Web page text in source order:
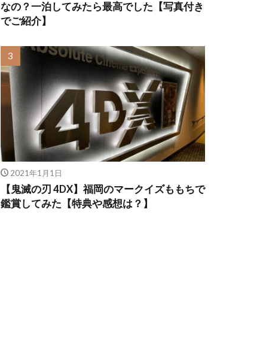
なの？一泊してみたら最高でした【写真付き
でご紹介】
2021年1月1日
【鬼滅の刃 4DX】福岡のマークイズももちで
鑑賞してみた【特典や感想は？】